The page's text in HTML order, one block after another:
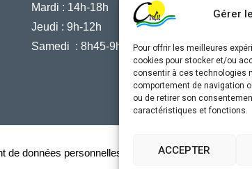
Gérer
Pour offrir les meilleures
cookies pour stocker et/ou
consentir à ces technologies
comportement de navigation
ou de retirer son
caractéristiques et fonctions.
ACCEPTER
Mardi : 14h-18h
Jeudi : 9h-12h
Samedi : 8h45-9h45
de données personnelles Accessibilité